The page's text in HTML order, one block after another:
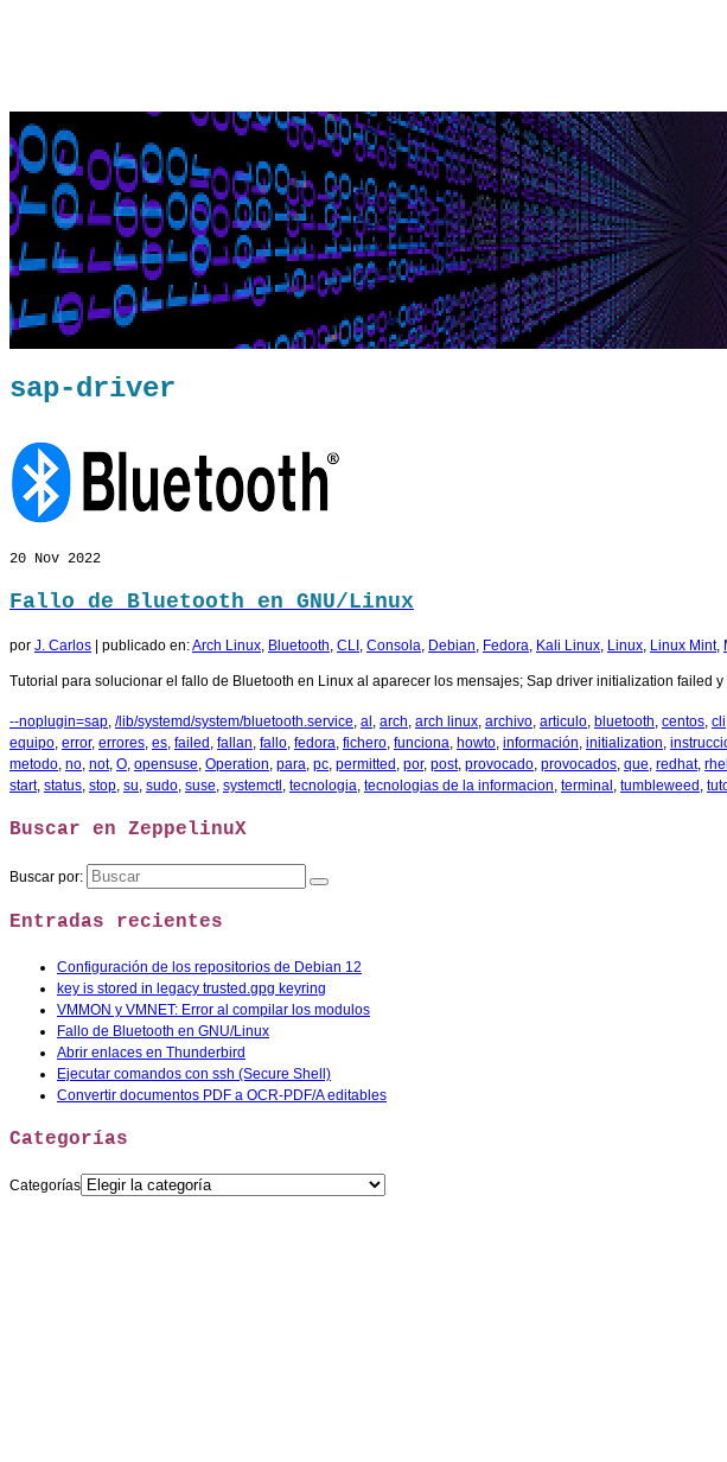
sap-driver
20 Nov 2022
Fallo de Bluetooth en GNU/Linux
por J. Carlos publicado en:Arch Linux, Bluetooth, CLI , Consola, Debian, Fedora, Kali Linux, Linux, Linux Mint,
Tutorial para solucionar el fallo de Bluetooth en Linux al aparecer los mensajes; Sap driver initialization failed
--noplugin=sap, /lib/systemd/system/bluetooth.service, al , arch, arch linux, archivo, articulo, bluetooth, centos, cli
equipo, error, errores, es, failed , fallan, fallo, fedora, fichero, funciona, howto, información, initialization,
metodo, no, not, O, opensuse, Operation, para, pc, permitted , por, post, provocado, provocados, que, redhat, rhel
start, status, stop, su, sudo, suse, systemctl , tecnologia, tecnologias de la informacion, terminal , tumbleweed ,
Buscar en ZeppelinuX
Buscar por:
Entradas recientes
Configuración de los repositorios de Debian 12
key is stored in legacy trusted.gpg keyring
VMMON y VMNET: Error al compilar los modulos
Fallo de Bluetooth en GNU/Linux
Abrir enlaces en Thunderbird
Ejecutar comandos con ssh (Secure Shell)
Convertir documentos PDF a OCR-PDF/A editables
Categorías
Categorías